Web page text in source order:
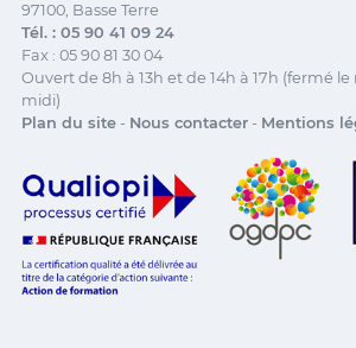
97100, Basse Terre
Tél. : 05 90 41 09 24
Fax : 05 90 81 30 04
Ouvert de 8h à 13h et de 14h à 17h (fermé
midi)
Plan du site- Nous contacter- Mentions